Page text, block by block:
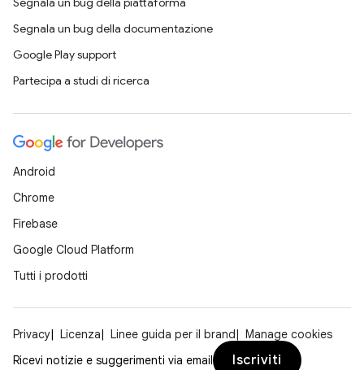
Segnala un bug della documentazione
Google Play support
Partecipa a studi di ricerca
Android
Chrome
Firebase
Google Cloud Platform
Tutti i prodotti
Privacy Licenza Linee guida per il brand
Manage cookies
Ricevi notizie e suggerimenti via email
Iscriviti